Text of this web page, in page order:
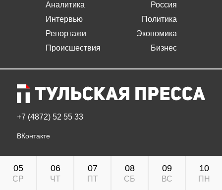
Аналитика
Интервью
Репортажи
Происшествия
Россия
Политика
Экономика
Бизнес
+7 (4872) 52 55 33
ВКонтакте
05
СР
06
ЧТ
07
ПТ
08
СБ
09
ВС
10
ПН